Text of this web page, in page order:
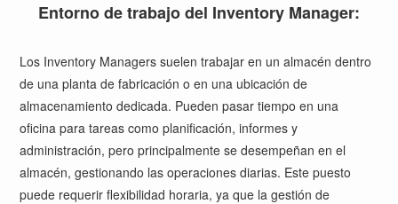
Entorno de trabajo del Inventory Manager:
Los Inventory Managers suelen trabajar en un almacén dentro
de una planta de fabricación o en una ubicación de
almacenamiento dedicada. Pueden pasar tiempo en una
oficina para tareas como planificación, informes y
administración, pero principalmente se desempeñan en el
almacén, gestionando las operaciones diarias. Este puesto
puede requerir flexibilidad horaria, ya que la gestión de